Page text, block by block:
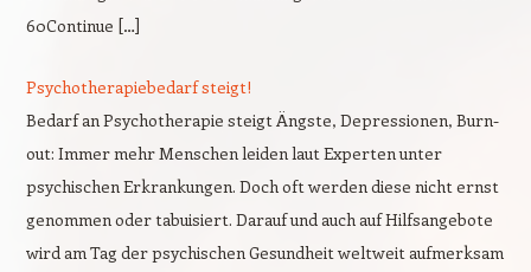
60Continue […]
Psychotherapiebedarf steigt!
Bedarf an Psychotherapie steigt Ängste, Depressionen, Burn-
out: Immer mehr Menschen leiden laut Experten unter
psychischen Erkrankungen. Doch oft werden diese nicht ernst
genommen oder tabuisiert. Darauf und auch auf Hilfsangebote
wird am Tag der psychischen Gesundheit weltweit aufmerksam